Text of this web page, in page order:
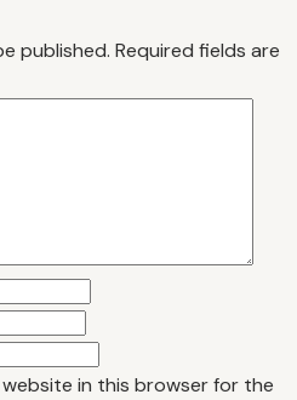
published. Required fields are
website in this browser for the